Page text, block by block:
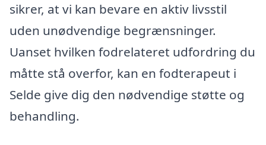
sikrer, at vi kan bevare en aktiv livsstil
uden unødvendige begrænsninger.
Uanset hvilken fodrelateret udfordring du
måtte stå overfor, kan en fodterapeut i
Selde give dig den nødvendige støtte og
behandling.